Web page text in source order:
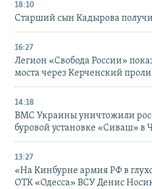
18:10
Старший сын Кадырова
16:27
Легион «Свобода России»
моста через Керченский
14:18
ВМС Украины уничтожили
буровой установке «Сиваш» в
13:27
«На Кинбурне армия РФ в
ОТК «Одесса» ВСУ Денис